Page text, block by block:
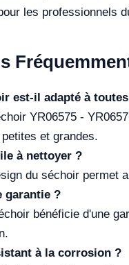
les professionnels
est-il adapté à
YR06575 -
et grandes.
à nettoyer ?
du séchoir permet
garantie ?
bénéficie d'une
à la corrosion ?